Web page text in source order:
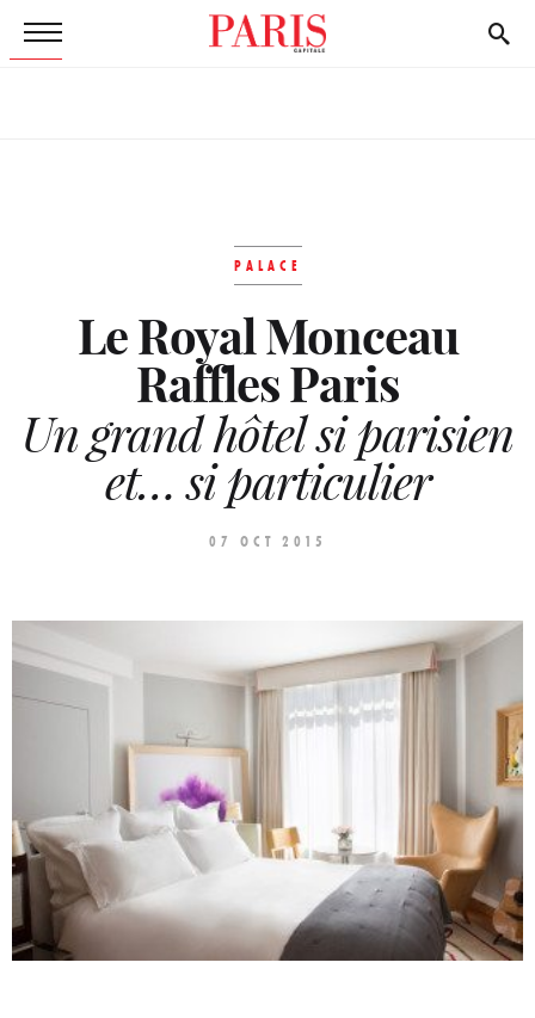
PALACE
Le Royal Monceau
Raffles Paris
Un grand hôtel si parisien
et… si particulier
07 OCT 2015